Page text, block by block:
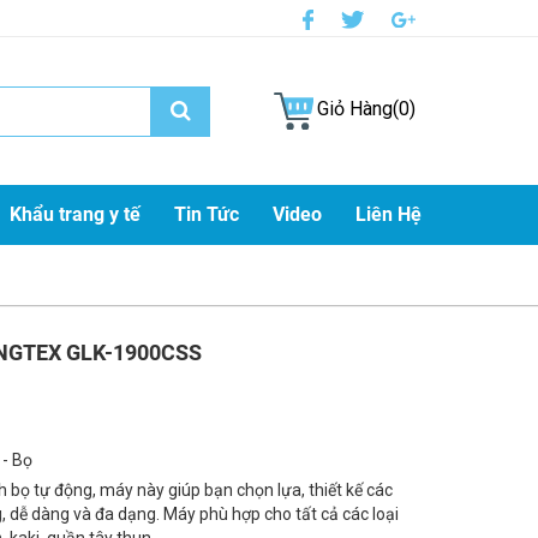
Giỏ Hàng(0)
Khẩu trang y tế Tin Tức Video Liên Hệ
GLK-1900CSS
Bọ
bọ tự động, máy này giúp bạn chọn lựa, thiết kế các
dễ dàng và đa dạng. Máy phù hợp cho tất cả các loại